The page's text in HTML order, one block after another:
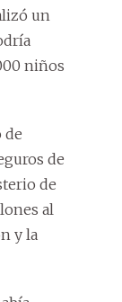
un
niños
de
de
de
al
y la